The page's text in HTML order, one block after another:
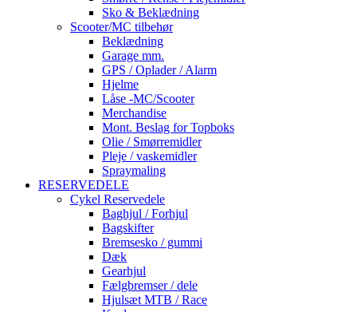
Sko & Beklædning
Scooter/MC tilbehør
Beklædning
Garage mm.
GPS / Oplader / Alarm
Hjelme
Låse -MC/Scooter
Merchandise
Mont. Beslag for Topboks
Olie / Smørremidler
Pleje / vaskemidler
Spraymaling
RESERVEDELE
Cykel Reservedele
Baghjul / Forhjul
Bagskifter
Bremsesko / gummi
Dæk
Gearhjul
Fælgbremser / dele
Hjulsæt MTB / Race